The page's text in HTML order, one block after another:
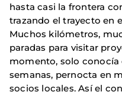
hasta casi la frontera
trazando el trayecto en
Muchos kilómetros,
paradas para visitar
momento, solo conocía
semanas, pernocta en
socios locales. Así el